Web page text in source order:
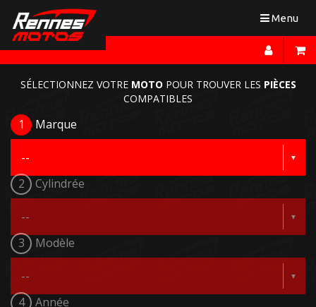
Toggle
Menu
SÉLECTIONNEZ VOTRE MOTO POUR TROUVER LES PIÈCES
COMPATIBLES
1 Marque
2 Cylindrée
3 Modèle
4 Année